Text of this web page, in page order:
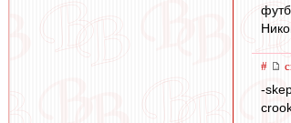
#
-